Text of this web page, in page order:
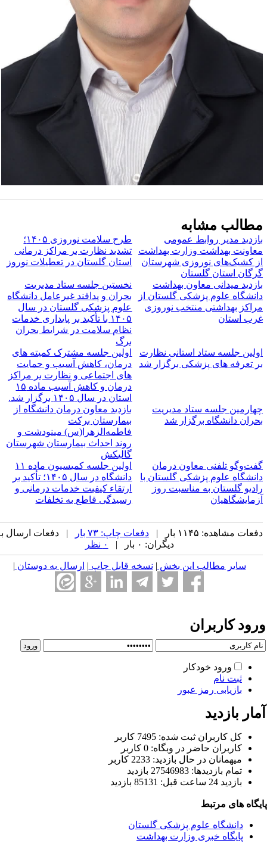
مشابه
مدیر روابط عمومی
بهداشت وزارت بهداشت
کشیک‌های نوروزی شهرستان
استان گلستان
طرح سلامت نوروزی ۱۴۰۵؛
تشدید نظارت بر مراکز درمانی
استان گلستان در تعطیلات نوروز
میدانی معاون بهداشت
علوم پزشکی گلستان از
بهداشتی منتخب نوروزی
استان
نخستین جلسه ستاد مدیریت
بحران و پدافند غیرعامل دانشگاه
علوم پزشکی گلستان در سال
۱۴۰۵ با تأکید بر پایداری خدمات
نظام سلامت در شرایط بحران
برگ
جلسه ستاد استانی نظارت
تعرفه های پزشکی برگزار شد
اولین جلسه مشترک کمیته های
درمان، کاهش آسیب و حمایت
های اجتماعی و نظارت بر مراکز
درمان و کاهش آسیب ماده ۱۵
استان در سال ۱۴۰۵ برگزار شد.‌
جلسه ستاد مدیریت
دانشگاه برگزار شد
بازدید معاون درمان دانشگاه از
بیمارستان برکت
فاطمه‌الزهرا(س) مینودشت و
روند احداث بیمارستان شهرستان
گالیکش
تلفنی معاون درمان
علوم پزشکی گلستان با
گلستان به مناسبت روز
اولین جلسه کمیسیون ماده ۱۱
دانشگاه در سال ۱۴۰۵؛ تأکید بر
ارتقاء کیفیت خدمات درمانی و
رسیدگی قاطع به تخلفات
مشاهده: ۱۱۴۵ بار | دفعات چاپ: ۷۳ بار
| دفعات ارسال به
دیگران: ۰ بار |
سایر مطالب این بخش | نسخه قابل چاپ| ارسال به دوستان|
کاربران
ورود خودکار
ثبت نام
بازیابی رمز عبور
بازدید
كل کاربران ثبت شده: 7495 کاربر
کاربران حاضر در وبگاه: 0 کاربر
ميهمانان در حال بازديد: 2233 کاربر
تمام بازديد‌ها: 27546983 بازدید
بازديد 24 ساعت قبل: 85131 بازدید
های مرتبط
دانشگاه علوم پزشکی گلستان
پایگاه خبری وزارت بهداشت